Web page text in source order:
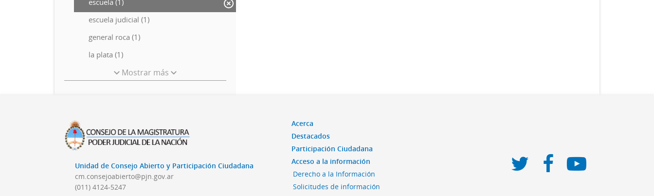
escuela (1)
escuela judicial (1)
general roca (1)
la plata (1)
Mostrar más
Unidad de Consejo Abierto y Participación Ciudadana
cm.consejoabierto@pjn.gov.ar
(011) 4124-5247
Acerca
Destacados
Participación Ciudadana
Acceso a la información
Derecho a la Información
Solicitudes de información